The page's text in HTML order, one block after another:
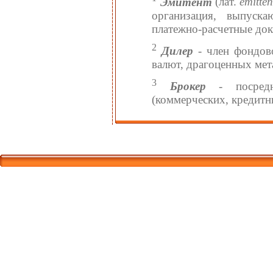
организация,
платежно-расчетные
2 Дилер - член
валют, драгоценных
3 Брокер -
(коммерческих,